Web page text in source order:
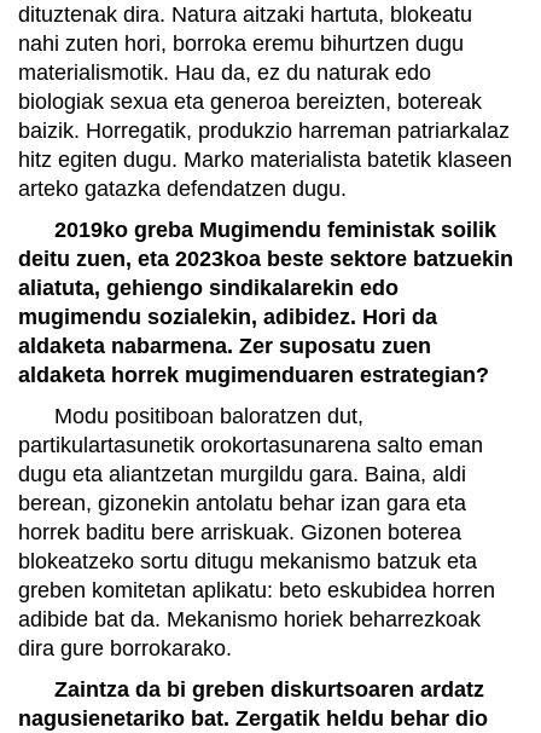
dituztenak dira. Natura aitzaki hartuta, blokeatu
nahi zuten hori, borroka eremu bihurtzen dugu
materialismotik. Hau da, ez du naturak edo
biologiak sexua eta generoa bereizten, botereak
baizik. Horregatik, produkzio harreman patriarkalaz
hitz egiten dugu. Marko materialista batetik klaseen
arteko gatazka defendatzen dugu.
2019ko greba Mugimendu feministak soilik
deitu zuen, eta 2023koa beste sektore batzuekin
aliatuta, gehiengo sindikalarekin edo
mugimendu sozialekin, adibidez. Hori da
aldaketa nabarmena. Zer suposatu zuen
aldaketa horrek mugimenduaren estrategian?
Modu positiboan baloratzen dut,
partikulartasunetik orokortasunarena salto eman
dugu eta aliantzetan murgildu gara. Baina, aldi
berean, gizonekin antolatu behar izan gara eta
horrek baditu bere arriskuak. Gizonen boterea
blokeatzeko sortu ditugu mekanismo batzuk eta
greben komitetan aplikatu: beto eskubidea horren
adibide bat da. Mekanismo horiek beharrezkoak
dira gure borrokarako.
Zaintza da bi greben diskurtsoaren ardatz
nagusienetariko bat. Zergatik heldu behar dio